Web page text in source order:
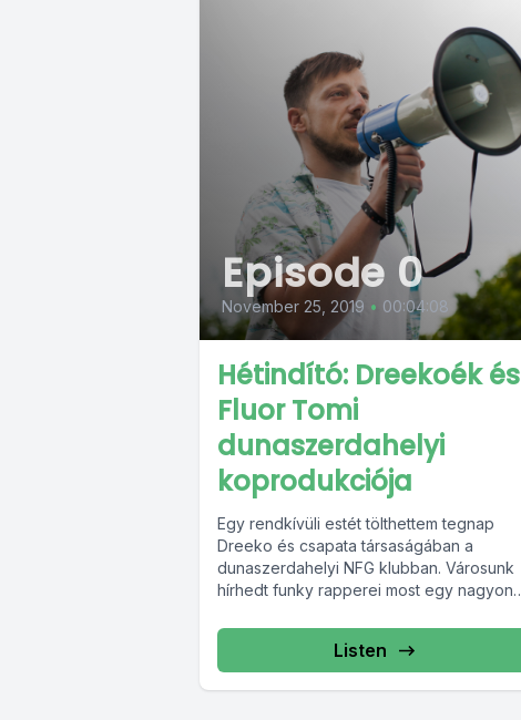
Episode 0
November 25, 2019 • 00:04:08
Hétindító: Dreekoék és
Fluor Tomi
dunaszerdahelyi
koprodukciója
Egy rendkívüli estét tölthettem tegnap
Dreeko és csapata társaságában a
dunaszerdahelyi NFG klubban. Városunk
hírhedt funky rapperei most egy nagyon
Listen